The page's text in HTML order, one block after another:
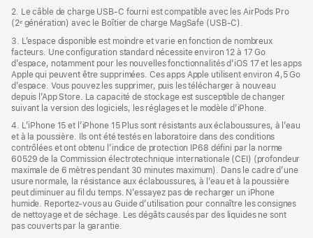
fenêtre)
2. Le câble de charge USB‑C fourni est compatible avec les AirPods Pro
(2ᵉ génération) avec le Boîtier de charge MagSafe (USB‑C).
3. L’espace disponible est moindre et varie en fonction de nombreux
facteurs. Une configuration standard nécessite environ 12 à 17 Go
d’espace, notamment pour les nouvelles fonctionnalités d’iOS 17 et les apps
Apple qui peuvent être supprimées. Ces apps Apple utilisent environ 4,5 Go
d’espace. Vous pouvez les supprimer, puis les télécharger à nouveau
depuis l’App Store. La capacité de stockage est susceptible de changer
suivant la version des logiciels, les réglages et le modèle d’iPhone.
4. L’iPhone 15 et l’iPhone 15 Plus sont résistants aux éclaboussures, à l’eau
et à la poussière. Ils ont été testés en laboratoire dans des conditions
contrôlées et ont obtenu l’indice de protection IP68 défini par la norme
60529 de la Commission électrotechnique internationale (CEI) (profondeur
maximale de 6 mètres pendant 30 minutes maximum). Dans le cadre d’une
usure normale, la résistance aux éclaboussures, à l’eau et à la poussière
peut diminuer au fil du temps. N’essayez pas de recharger un iPhone
humide. Reportez‑vous au Guide d’utilisation pour connaître les consignes
de nettoyage et de séchage. Les dégâts causés par des liquides ne sont
pas couverts par la garantie.